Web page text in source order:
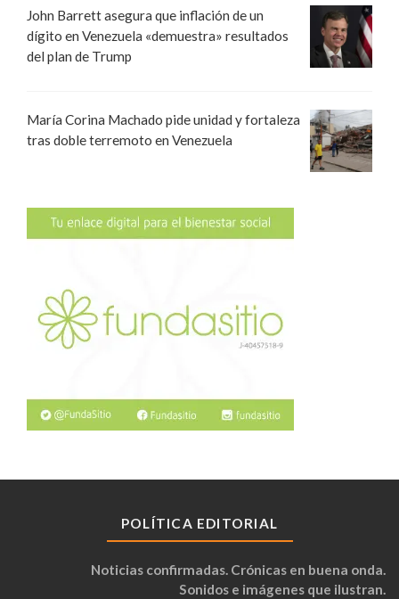
John Barrett asegura que inflación de un
dígito en Venezuela «demuestra» resultados
del plan de Trump
María Corina Machado pide unidad y fortaleza
tras doble terremoto en Venezuela
POLÍTICA EDITORIAL
Noticias confirmadas. Crónicas en buena onda.
Sonidos e imágenes que ilustran.